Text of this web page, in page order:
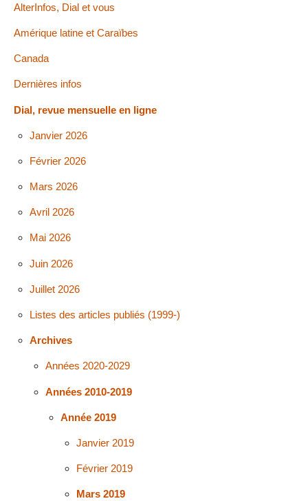
AlterInfos, Dial et vous
Amérique latine et Caraïbes
Canada
Dernières infos
Dial, revue mensuelle en ligne
Janvier 2026
Février 2026
Mars 2026
Avril 2026
Mai 2026
Juin 2026
Juillet 2026
Listes des articles publiés (1999-)
Archives
Années 2020-2029
Années 2010-2019
Année 2019
Janvier 2019
Février 2019
Mars 2019